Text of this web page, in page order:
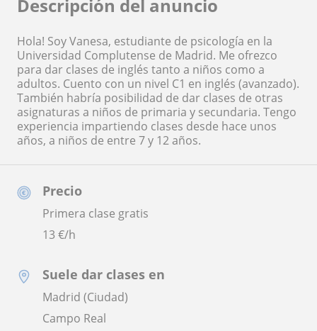
Precio
Primera clase gratis
13 €/h
Suele dar clases en
Madrid (Ciudad)
Campo Real
Descripción del anuncio
Hola! Soy Vanesa, estudiante de psicología en la
Universidad Complutense de Madrid. Me ofrezco
para dar clases de inglés tanto a niños como a
adultos. Cuento con un nivel C1 en inglés (avanzado).
También habría posibilidad de dar clases de otras
asignaturas a niños de primaria y secundaria. Tengo
experiencia impartiendo clases desde hace unos
años, a niños de entre 7 y 12 años.